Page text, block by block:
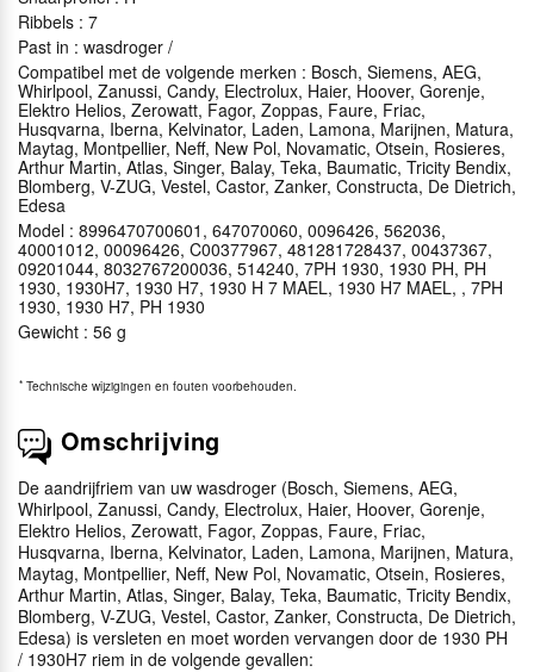
Ribbels : 7
Past in : wasdroger /
Compatibel met de volgende merken : Bosch, Siemens, AEG,
Whirlpool, Zanussi, Candy, Electrolux, Haier, Hoover, Gorenje,
Elektro Helios, Zerowatt, Fagor, Zoppas, Faure, Friac,
Husqvarna, Iberna, Kelvinator, Laden, Lamona, Marijnen, Matura,
Maytag, Montpellier, Neff, New Pol, Novamatic, Otsein, Rosieres,
Arthur Martin, Atlas, Singer, Balay, Teka, Baumatic, Tricity Bendix,
Blomberg, V-ZUG, Vestel, Castor, Zanker, Constructa, De Dietrich,
Edesa
Model : 8996470700601, 647070060, 0096426, 562036,
40001012, 00096426, C00377967, 481281728437, 00437367,
09201044, 8032767200036, 514240, 7PH 1930, 1930 PH, PH
1930, 1930H7, 1930 H7, 1930 H 7 MAEL, 1930 H7 MAEL, , 7PH
1930, 1930 H7, PH 1930
Gewicht : 56 g
* Technische wijzigingen en fouten voorbehouden.
Omschrijving
De aandrijfriem van uw wasdroger (Bosch, Siemens, AEG,
Whirlpool, Zanussi, Candy, Electrolux, Haier, Hoover, Gorenje,
Elektro Helios, Zerowatt, Fagor, Zoppas, Faure, Friac,
Husqvarna, Iberna, Kelvinator, Laden, Lamona, Marijnen, Matura,
Maytag, Montpellier, Neff, New Pol, Novamatic, Otsein, Rosieres,
Arthur Martin, Atlas, Singer, Balay, Teka, Baumatic, Tricity Bendix,
Blomberg, V-ZUG, Vestel, Castor, Zanker, Constructa, De Dietrich,
Edesa) is versleten en moet worden vervangen door de 1930 PH
/ 1930H7 riem in de volgende gevallen: